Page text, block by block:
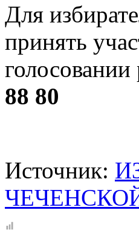
Для
принять
88 80
Источник: